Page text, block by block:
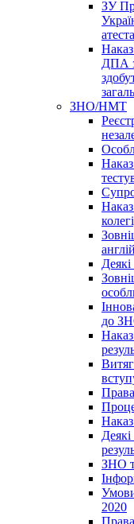
ЗУ
ДПА
ЗНО/НМТ
до
ЗНО
2020